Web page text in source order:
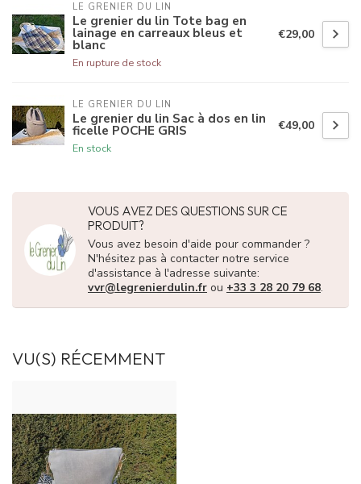
LE GRENIER DU LIN
Le grenier du lin Tote bag en
lainage en carreaux bleus et
blanc
En rupture de stock
€29,00
LE GRENIER DU LIN
Le grenier du lin Sac à dos en lin
ficelle POCHE GRIS
En stock
€49,00
VOUS AVEZ DES QUESTIONS SUR CE
PRODUIT?
Vous avez besoin d'aide pour commander ?
N'hésitez pas à contacter notre service
d'assistance à l'adresse suivante:
vvr@legrenierdulin.fr ou +33 3 28 20 79 68.
VU(S) RÉCEMMENT